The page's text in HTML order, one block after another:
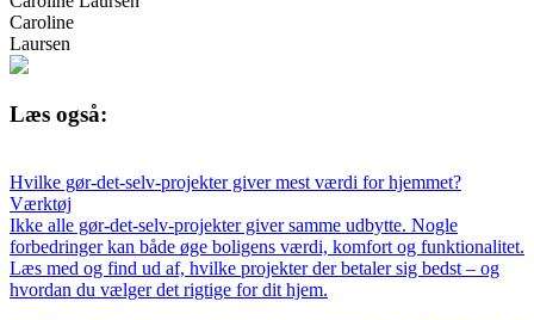
Caroline
Laursen
Læs også:
Hvilke gør-det-selv-projekter giver mest værdi for hjemmet?
Værktøj
Ikke alle gør-det-selv-projekter giver samme udbytte. Nogle
forbedringer kan både øge boligens værdi, komfort og funktionalitet.
Læs med og find ud af, hvilke projekter der betaler sig bedst – og
hvordan du vælger det rigtige for dit hjem.